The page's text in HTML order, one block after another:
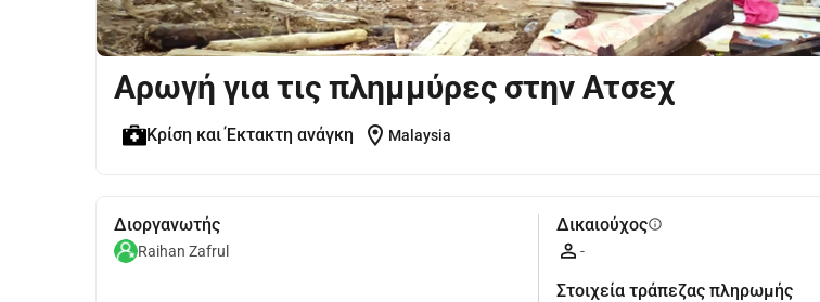
Αρωγή για τις πλημμύρες στην Ατσεχ
Κρίση και Έκτακτη ανάγκη location_on Malaysia
Διοργανωτής
Raihan Zafrul
Δικαιούχοςinfo
-
Στοιχεία τράπεζας πληρωμής